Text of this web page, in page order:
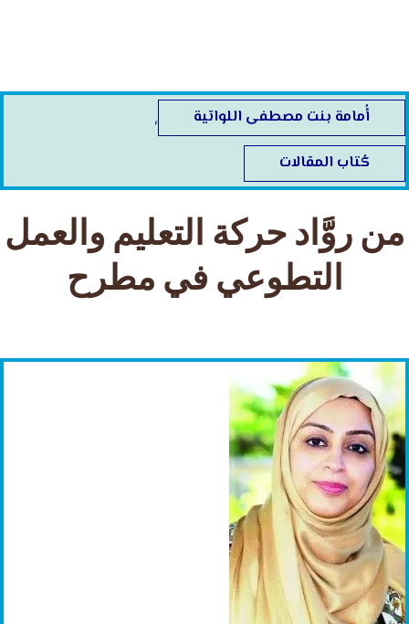
أُمامة بنت مصطفى اللواتية ,
كُتاب المقالات
من روَّاد حركة التعليم والعمل
التطوعي في مطرح